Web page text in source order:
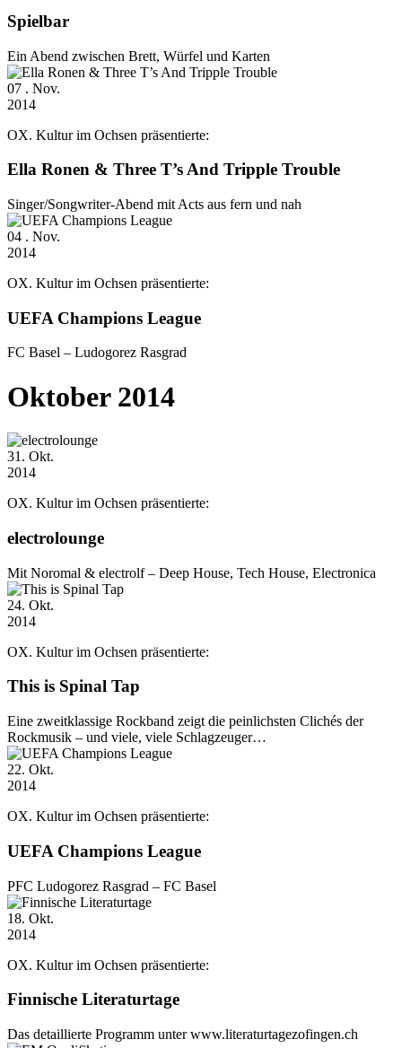
Spielbar
Ein Abend zwischen Brett, Würfel und Karten
07 . Nov.
2014
OX. Kultur im Ochsen präsentierte:
Ella Ronen & Three T’s And Tripple Trouble
Singer/Songwriter-Abend mit Acts aus fern und nah
04 . Nov.
2014
OX. Kultur im Ochsen präsentierte:
UEFA Champions League
FC Basel – Ludogorez Rasgrad
Oktober 2014
31 . Okt.
2014
OX. Kultur im Ochsen präsentierte:
electrolounge
Mit Noromal & electrolf – Deep House, Tech House, Electronica
24. Okt.
2014
OX. Kultur im Ochsen präsentierte:
This is Spinal Tap
Eine zweitklassige Rockband zeigt die peinlichsten Clichés der
Rockmusik – und viele, viele Schlagzeuger…
22. Okt.
2014
OX. Kultur im Ochsen präsentierte:
UEFA Champions League
PFC Ludogorez Rasgrad – FC Basel
18. Okt.
2014
OX. Kultur im Ochsen präsentierte:
Finnische Literaturtage
Das detaillierte Programm unter www.literaturtagezofingen.ch